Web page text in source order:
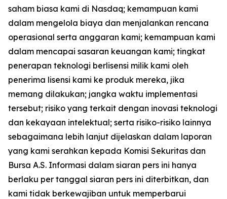
saham biasa kami di Nasdaq; kemampuan kami
dalam mengelola biaya dan menjalankan rencana
operasional serta anggaran kami; kemampuan kami
dalam mencapai sasaran keuangan kami; tingkat
penerapan teknologi berlisensi milik kami oleh
penerima lisensi kami ke produk mereka, jika
memang dilakukan; jangka waktu implementasi
tersebut; risiko yang terkait dengan inovasi teknologi
dan kekayaan intelektual; serta risiko-risiko lainnya
sebagaimana lebih lanjut dijelaskan dalam laporan
yang kami serahkan kepada Komisi Sekuritas dan
Bursa A.S. Informasi dalam siaran pers ini hanya
berlaku per tanggal siaran pers ini diterbitkan, dan
kami tidak berkewajiban untuk memperbarui